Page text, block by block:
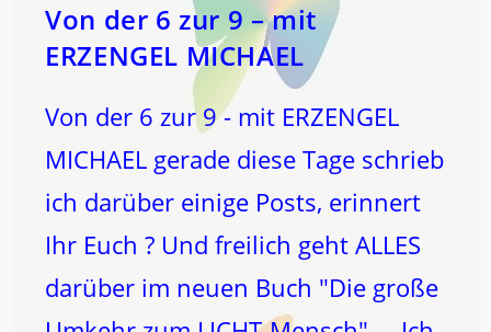
Von der 6 zur 9 – mit
ERZENGEL MICHAEL
Von der 6 zur 9 - mit ERZENGEL
MICHAEL gerade diese Tage schrieb
ich darüber einige Posts, erinnert
Ihr Euch ? Und freilich geht ALLES
darüber im neuen Buch "Die große